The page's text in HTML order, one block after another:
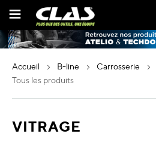
contenu
accueil b-line carrosserie
tous les produits
VITRAGE